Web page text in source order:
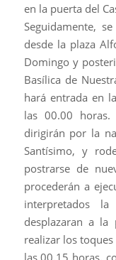
en la puerta del
Seguidamente,
desde la plaza
Domingo y
Basílica de
hará entrada en
las 00.00
dirigirán por la
Santísimo, y
postrarse de
procederán a
interpretados
desplazaran a
realizar los
las 00.15 horas,